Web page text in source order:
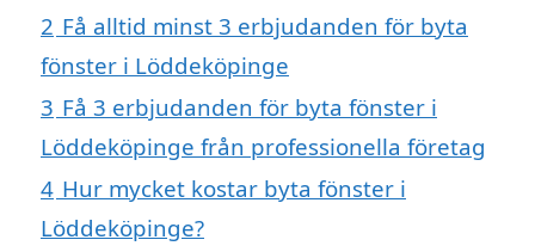
2 Få alltid minst 3 erbjudanden för byta
fönster i Löddeköpinge
3 Få 3 erbjudanden för byta fönster i
Löddeköpinge från professionella företag
4 Hur mycket kostar byta fönster i
Löddeköpinge?